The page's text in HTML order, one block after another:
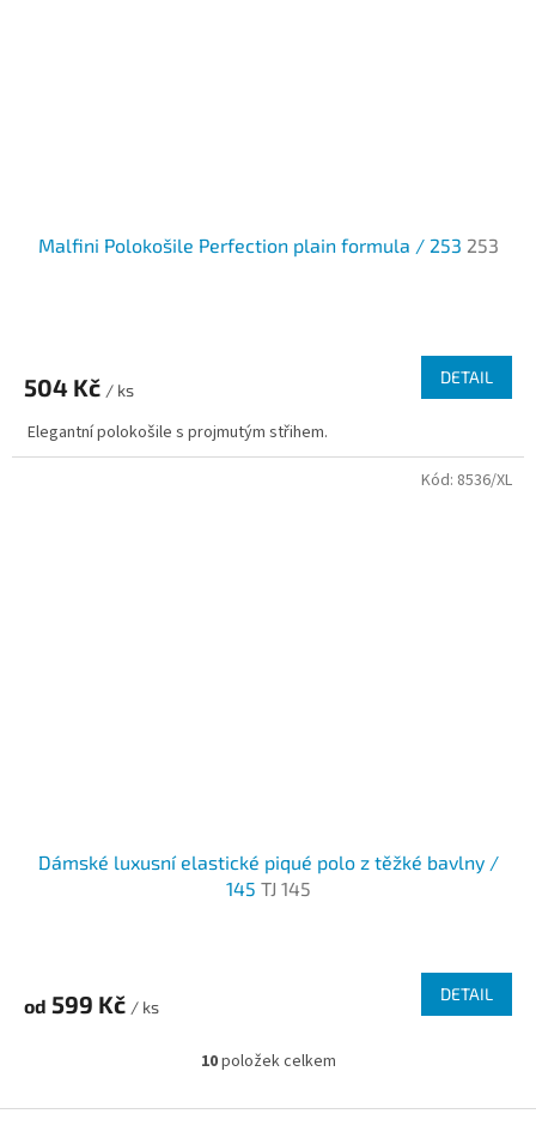
Malfini Polokošile Perfection plain formula / 253 253
504 Kč / ks
DETAIL
Elegantní polokošile s projmutým střihem.
Dámské luxusní elastické piqué polo z těžké bavlny /
145 TJ 145
od 599 Kč / ks
DETAIL
Kód: 8536/XL
O
l
10položek celkem